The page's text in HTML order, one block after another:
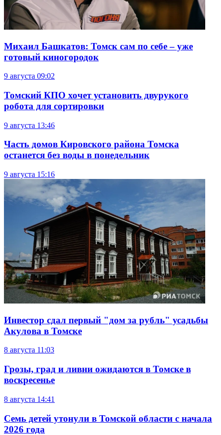
Михаил Башкатов: Томск сам по себе – уже
готовый киногородок
9 августа 09:02
Томский КПО хочет установить двурукого
робота для сортировки
9 августа 13:46
Часть домов Кировского района Томска
останется без воды в понедельник
9 августа 15:16
Инвестор сдал первый "дом за рубль" усадьбы
Акулова в Томске
8 августа 11:03
Грозы, град и ливни ожидаются в Томске в
воскресенье
8 августа 14:41
Семь детей утонули в Томской области с начала
2026 года